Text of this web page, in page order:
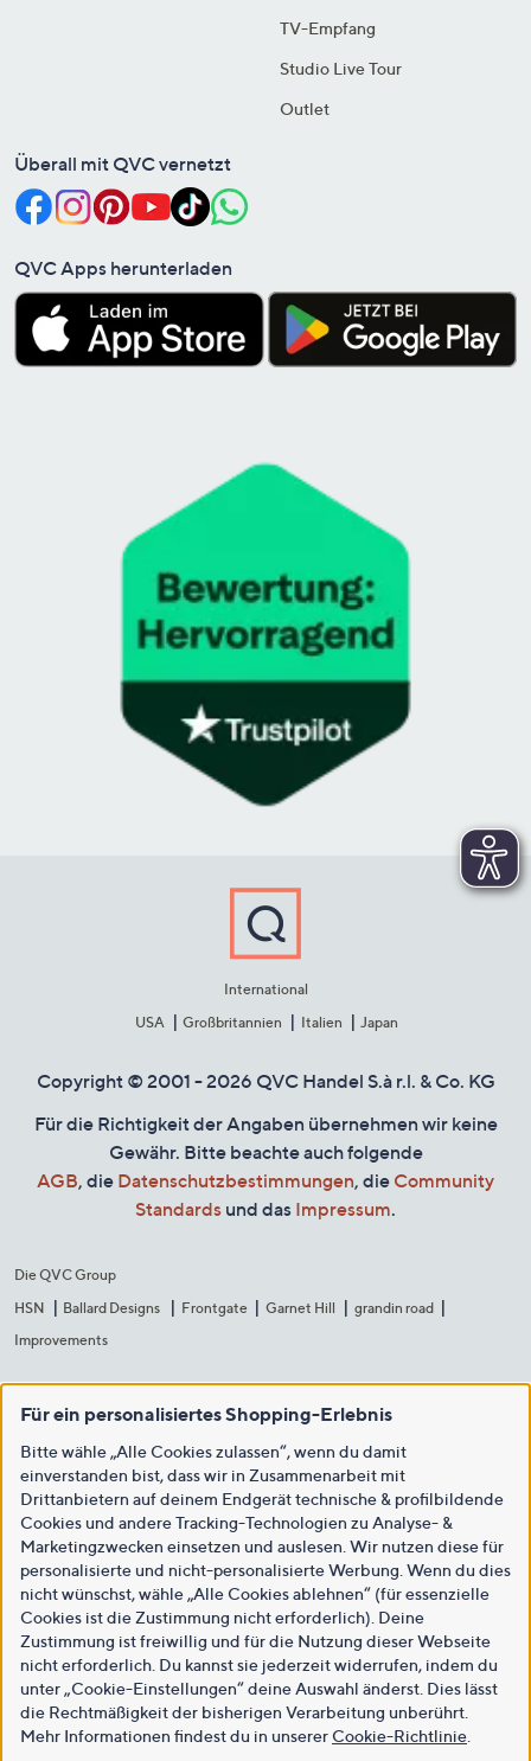
TV-Empfang
Studio Live Tour
Outlet
Überall mit QVC vernetzt
QVC Apps herunterladen
International
USA
Großbritannien Italien Japan
Copyright © 2001 - 2026 QVC Handel S.à r.l. & Co. KG
Für die Richtigkeit der Angaben übernehmen wir keine
Gewähr. Bitte beachte auch folgende
AGB, die Datenschutzbestimmungen, die Community
Standards und das Impressum.
Die QVC Group
HSN
Ballard Designs Frontgate Garnet Hill
grandin road
Improvements
Für ein personalisiertes Shopping-Erlebnis
Bitte wähle „Alle Cookies zulassen“, wenn du damit
einverstanden bist, dass wir in Zusammenarbeit mit
Drittanbietern auf deinem Endgerät technische & profilbildende
Cookies und andere Tracking-Technologien zu Analyse- &
Marketingzwecken einsetzen und auslesen. Wir nutzen diese für
personalisierte und nicht-personalisierte Werbung. Wenn du dies
nicht wünschst, wähle „Alle Cookies ablehnen“ (für essenzielle
Cookies ist die Zustimmung nicht erforderlich). Deine
Zustimmung ist freiwillig und für die Nutzung dieser Webseite
nicht erforderlich. Du kannst sie jederzeit widerrufen, indem du
unter „Cookie-Einstellungen“ deine Auswahl änderst. Dies lässt
die Rechtmäßigkeit der bisherigen Verarbeitung unberührt.
Mehr Informationen findest du in unsererCookie-Richtlinie